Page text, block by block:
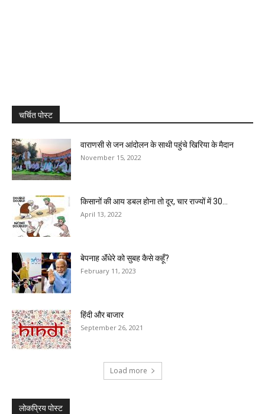
चर्चित पोस्ट
वाराणसी से जन आंदोलन के साथी पहुंचे खिरिया के मैदान
November 15, 2022
किसानों की आय डबल होना तो दूर, चार राज्यों में 30...
April 13, 2022
बेपनाह ॲंधेरे को सुबह कैसे कहूँ?
February 11, 2023
हिंदी और बाजार
September 26, 2021
Load more
लोकप्रिय पोस्ट